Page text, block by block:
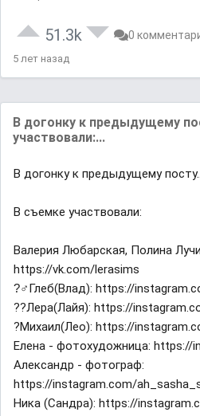
51.3k 0
5 лет назад
В догонку к предыдущему
участвовали:...
В догонку к предыдущему
В съемке участвовали:
Валерия Любарская, Полина
https://vk.com/lerasims
?‍♂Глеб(Влад): https://
?‍?Лера(Лайя): https://
?Михаил(Лео): https://
Елена - фотохудожница: https://
Александр - фотограф:
https://instagram.com/
Ника (Сандра): https://